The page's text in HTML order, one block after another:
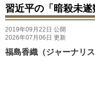
習近平の「暗殺未
2019年09月22日 公開
2026年07月06日 更新
福島香織（ジャーナリス